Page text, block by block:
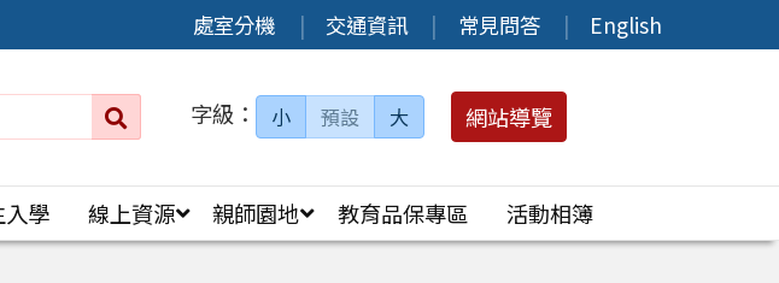
處室分機 交通資訊 常見問答 English
字級： 小 預設 大 網站導覽
入學 線上資源 親師園地 教育品保專區
活動相簿